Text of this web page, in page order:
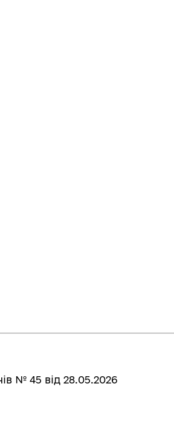
№ 45 від 28.05.2026